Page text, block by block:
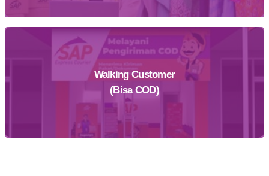
Daftar Sekarang
Walking Customer
(Bisa COD)